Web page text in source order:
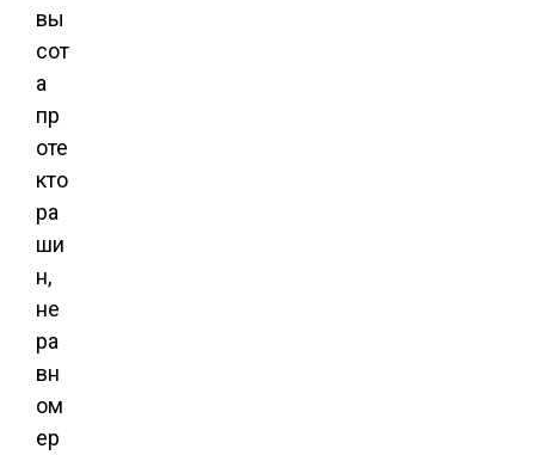
вы
сот
а
пр
оте
кто
ра
ши
н,
не
ра
вн
ом
ер